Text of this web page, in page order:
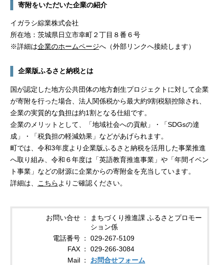
寄附をいただいた企業の紹介
イガラシ綜業株式会社
所在地：茨城県日立市幸町２丁目８番６号
※詳細は企業のホームページへ（外部リンクへ接続します）
企業版ふるさと納税とは
国が認定した地方公共団体の地方創生プロジェクトに対して企業
が寄附を行った場合、法人関係税から最大約9割税額控除され、
企業の実質的な負担は約1割となる仕組です。
企業のメリットとして、「地域社会への貢献」・「SDGsの達
成」・「税負担の軽減効果」などがあげられます。
町では、令和3年度より企業版ふるさと納税を活用した事業推進
へ取り組み、令和６年度は「英語教育推進事業」や「年間イベン
ト事業」などの財源に企業からの寄附金を充当しています。
詳細は、
こちら よりご確認ください。
お問い合せ
まちづくり推進課 ふるさとプロモー
ション係
電話番号
029-267-5109
FAX
029-266-3084
Mail
お問合せフォーム